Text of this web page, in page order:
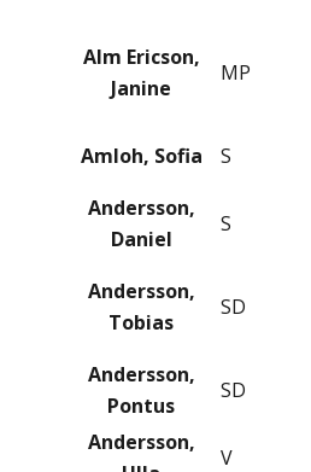
Alm Ericson,
Janine
MP
Amloh, Sofia S
Andersson,
Daniel
S
Andersson,
Tobias
SD
Andersson,
Pontus
SD
Andersson,
V